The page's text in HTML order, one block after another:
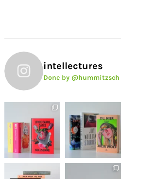
intellectures
Done by @hummitzsch